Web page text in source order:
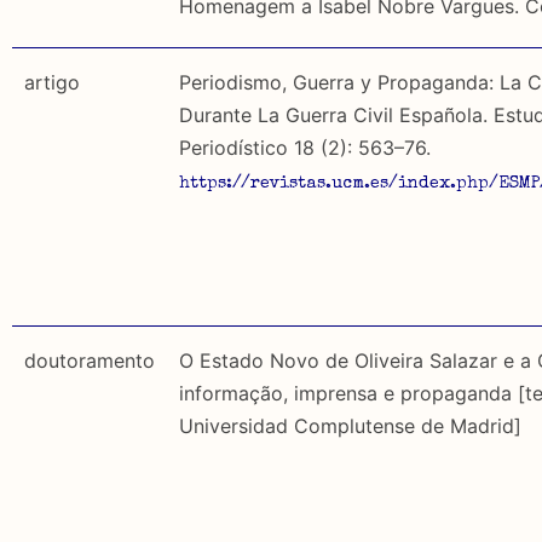
Combinação teórico-empírica
Os resultados obtidos podem ser exportados em
Homenagem a Isabel Nobre Vargues.
artigo
Periodismo, Guerra y Propaganda: La
Durante La Guerra Civil Española.
Periodístico 18 (2): 563–76.
https://revistas.ucm.es/index.php/
doutoramento
O Estado Novo de Oliveira Salazar e a
informação, imprensa e propaganda
Universidad Complutense de Madrid]